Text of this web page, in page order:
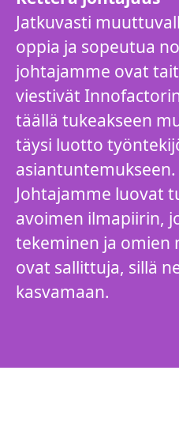
Jatkuvasti
oppia ja sopeutua
johtajamme ovat
viestivät
täällä tukeakseen
täysi luotto
asiantuntemukseen.
Johtajamme luovat
avoimen ilmapiirin,
tekeminen ja omien
ovat sallittuja, sillä
kasvamaan.